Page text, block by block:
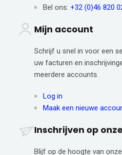
Bel ons: +32 (0)46 820
Mijn account
Schrijf u snel in voor een
uw facturen en
meerdere accounts.
Log in
Maak een nieuwe
Inschrijven op
Blijf op de hoogte van